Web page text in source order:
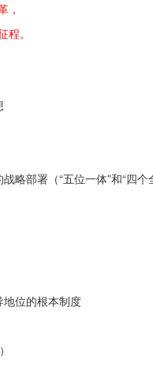
，
。
略部署（“五位一体”和“四个
地位的根本制度